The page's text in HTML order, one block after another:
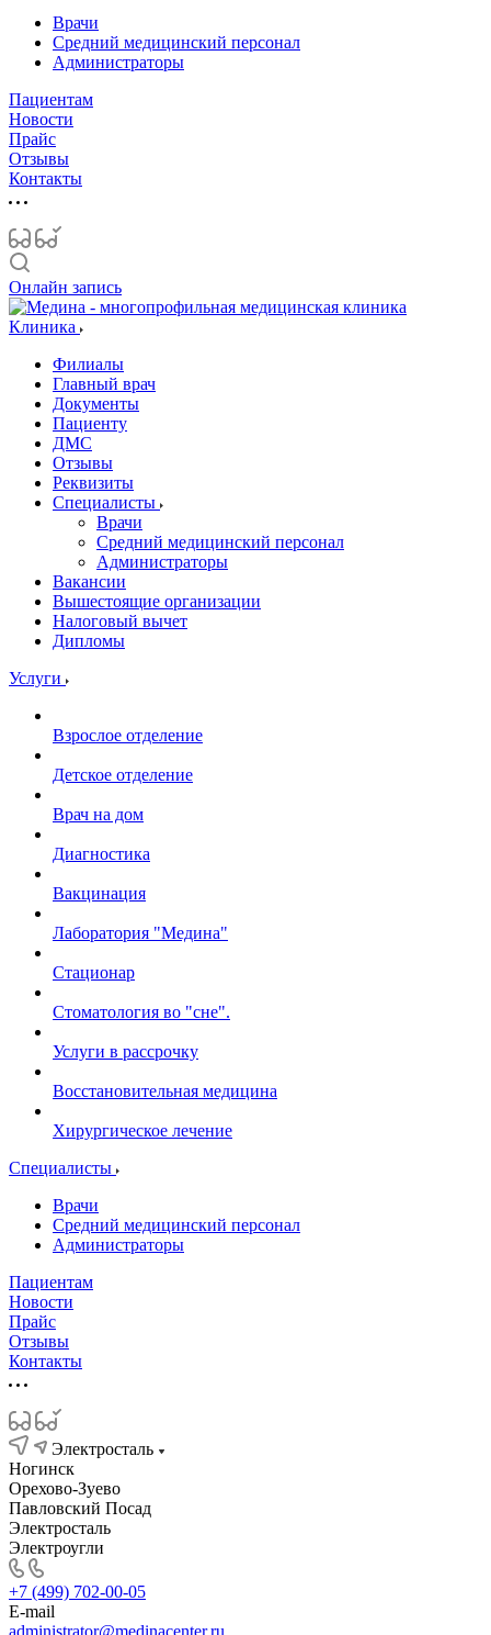
Врачи
Средний медицинский персонал
Администраторы
Пациентам
Новости
Прайс
Отзывы
Контакты
Онлайн запись
Клиника
Филиалы
Главный врач
Документы
Пациенту
ДМС
Отзывы
Реквизиты
Специалисты
Врачи
Средний медицинский персонал
Администраторы
Вакансии
Вышестоящие организации
Налоговый вычет
Дипломы
Услуги
Взрослое отделение
Детское отделение
Врач на дом
Диагностика
Вакцинация
Лаборатория "Медина"
Стационар
Стоматология во "сне".
Услуги в рассрочку
Восстановительная медицина
Хирургическое лечение
Специалисты
Врачи
Средний медицинский персонал
Администраторы
Пациентам
Новости
Прайс
Отзывы
Контакты
Электросталь
Ногинск
Орехово-Зуево
Павловский Посад
Электросталь
Электроугли
+7 (499) 702-00-05
E-mail
administrator@medinacenter.ru